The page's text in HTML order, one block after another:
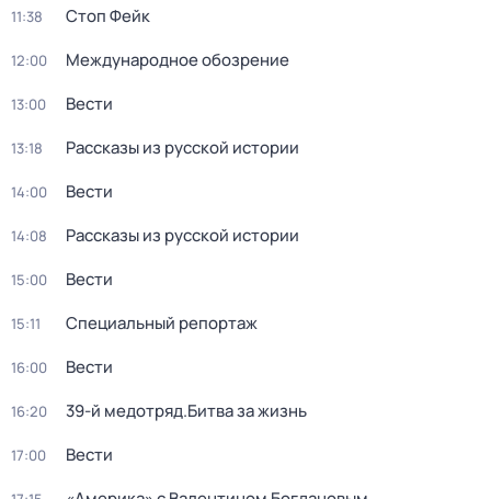
11:38 Стоп Фейк
12:00 Международное обозрение
13:00 Вести
13:18 Рассказы из русской истории
14:00 Вести
14:08 Рассказы из русской истории
15:00 Вести
15:11 Специальный репортаж
16:00 Вести
16:20 39-й медотряд.Битва за жизнь
17:00 Вести